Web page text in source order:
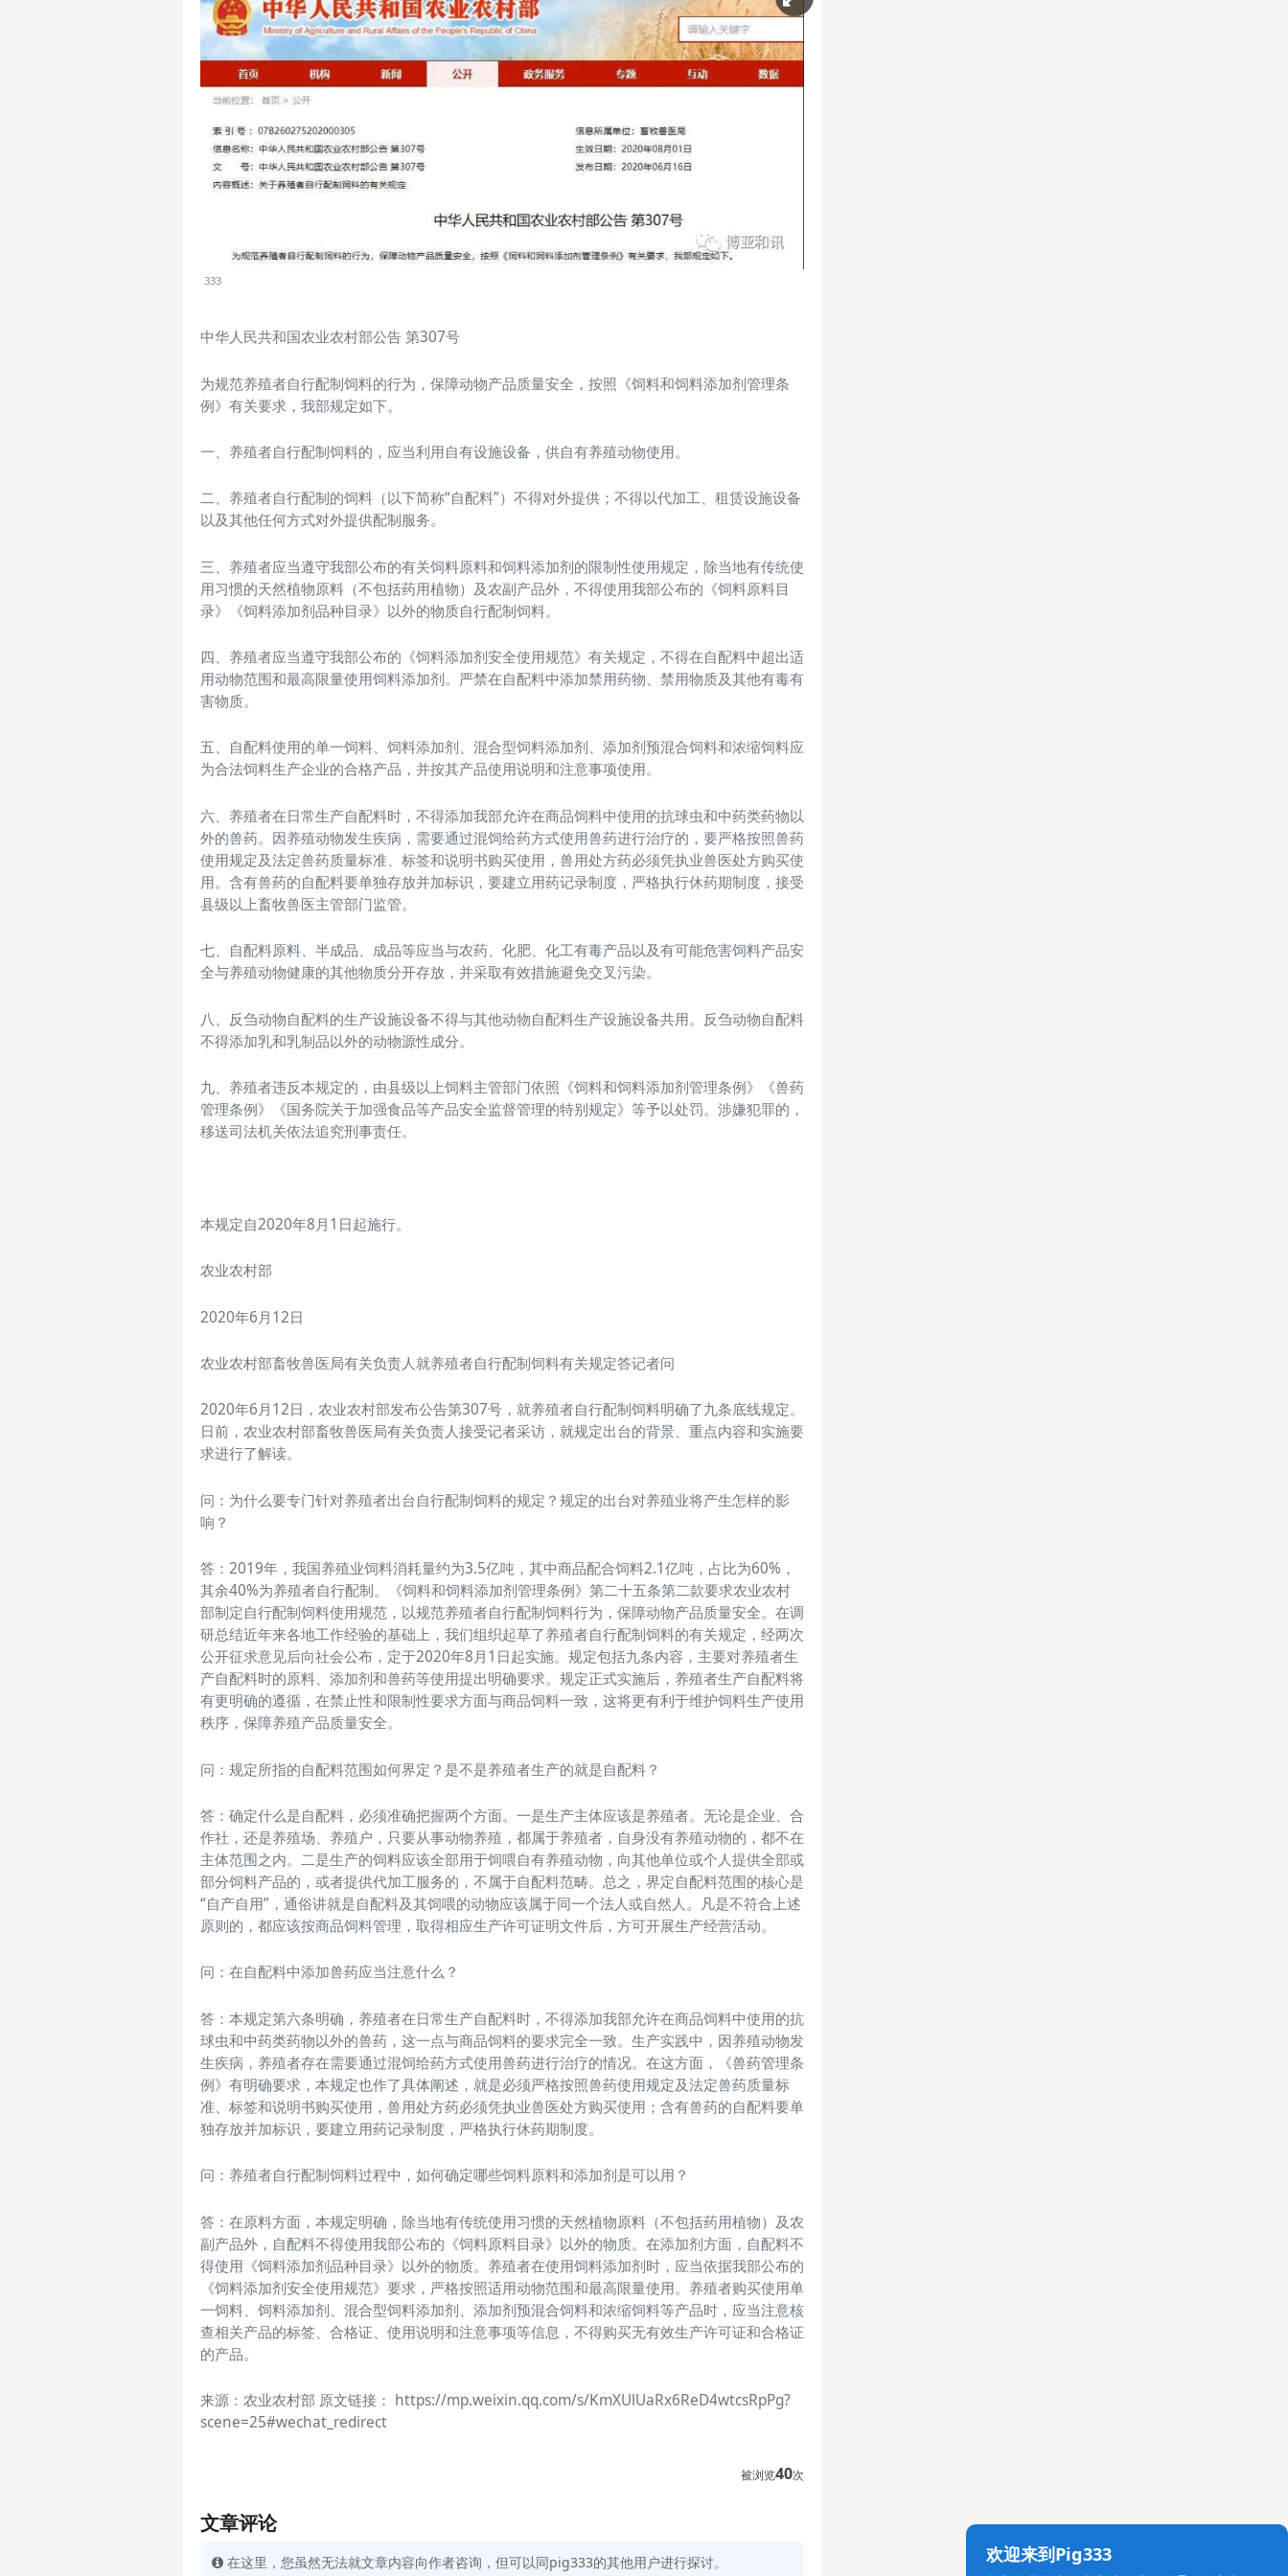
333
中华人民共和国农业农村部公告 第307号
为规范养殖者自行配制饲料的行为，保障动物产品质量安全，按照《饲料和饲料添加剂管理条
例》有关要求，我部规定如下。
一、养殖者自行配制饲料的，应当利用自有设施设备，供自有养殖动物使用。
二、养殖者自行配制的饲料（以下简称“自配料”）不得对外提供；不得以代加工、租赁设施设备
以及其他任何方式对外提供配制服务。
三、养殖者应当遵守我部公布的有关饲料原料和饲料添加剂的限制性使用规定，除当地有传统使
用习惯的天然植物原料（不包括药用植物）及农副产品外，不得使用我部公布的《饲料原料目
录》《饲料添加剂品种目录》以外的物质自行配制饲料。
四、养殖者应当遵守我部公布的《饲料添加剂安全使用规范》有关规定，不得在自配料中超出适
用动物范围和最高限量使用饲料添加剂。严禁在自配料中添加禁用药物、禁用物质及其他有毒有
害物质。
五、自配料使用的单一饲料、饲料添加剂、混合型饲料添加剂、添加剂预混合饲料和浓缩饲料应
为合法饲料生产企业的合格产品，并按其产品使用说明和注意事项使用。
六、养殖者在日常生产自配料时，不得添加我部允许在商品饲料中使用的抗球虫和中药类药物以
外的兽药。因养殖动物发生疾病，需要通过混饲给药方式使用兽药进行治疗的，要严格按照兽药
使用规定及法定兽药质量标准、标签和说明书购买使用，兽用处方药必须凭执业兽医处方购买使
用。含有兽药的自配料要单独存放并加标识，要建立用药记录制度，严格执行休药期制度，接受
县级以上畜牧兽医主管部门监管。
七、自配料原料、半成品、成品等应当与农药、化肥、化工有毒产品以及有可能危害饲料产品安
全与养殖动物健康的其他物质分开存放，并采取有效措施避免交叉污染。
八、反刍动物自配料的生产设施设备不得与其他动物自配料生产设施设备共用。反刍动物自配料
不得添加乳和乳制品以外的动物源性成分。
九、养殖者违反本规定的，由县级以上饲料主管部门依照《饲料和饲料添加剂管理条例》《兽药
管理条例》《国务院关于加强食品等产品安全监督管理的特别规定》等予以处罚。涉嫌犯罪的，
移送司法机关依法追究刑事责任。
本规定自2020年8月1日起施行。
农业农村部
2020年6月12日
农业农村部畜牧兽医局有关负责人就养殖者自行配制饲料有关规定答记者问
2020年6月12日，农业农村部发布公告第307号，就养殖者自行配制饲料明确了九条底线规定。
日前，农业农村部畜牧兽医局有关负责人接受记者采访，就规定出台的背景、重点内容和实施要
求进行了解读。
问：为什么要专门针对养殖者出台自行配制饲料的规定？规定的出台对养殖业将产生怎样的影
响？
答：2019年，我国养殖业饲料消耗量约为3.5亿吨，其中商品配合饲料2.1亿吨，占比为60%，
其余40%为养殖者自行配制。《饲料和饲料添加剂管理条例》第二十五条第二款要求农业农村
部制定自行配制饲料使用规范，以规范养殖者自行配制饲料行为，保障动物产品质量安全。在调
研总结近年来各地工作经验的基础上，我们组织起草了养殖者自行配制饲料的有关规定，经两次
公开征求意见后向社会公布，定于2020年8月1日起实施。规定包括九条内容，主要对养殖者生
产自配料时的原料、添加剂和兽药等使用提出明确要求。规定正式实施后，养殖者生产自配料将
有更明确的遵循，在禁止性和限制性要求方面与商品饲料一致，这将更有利于维护饲料生产使用
秩序，保障养殖产品质量安全。
问：规定所指的自配料范围如何界定？是不是养殖者生产的就是自配料？
答：确定什么是自配料，必须准确把握两个方面。一是生产主体应该是养殖者。无论是企业、合
作社，还是养殖场、养殖户，只要从事动物养殖，都属于养殖者，自身没有养殖动物的，都不在
主体范围之内。二是生产的饲料应该全部用于饲喂自有养殖动物，向其他单位或个人提供全部或
部分饲料产品的，或者提供代加工服务的，不属于自配料范畴。总之，界定自配料范围的核心是
“自产自用”，通俗讲就是自配料及其饲喂的动物应该属于同一个法人或自然人。凡是不符合上述
原则的，都应该按商品饲料管理，取得相应生产许可证明文件后，方可开展生产经营活动。
问：在自配料中添加兽药应当注意什么？
答：本规定第六条明确，养殖者在日常生产自配料时，不得添加我部允许在商品饲料中使用的抗
球虫和中药类药物以外的兽药，这一点与商品饲料的要求完全一致。生产实践中，因养殖动物发
生疾病，养殖者存在需要通过混饲给药方式使用兽药进行治疗的情况。在这方面，《兽药管理条
例》有明确要求，本规定也作了具体阐述，就是必须严格按照兽药使用规定及法定兽药质量标
准、标签和说明书购买使用，兽用处方药必须凭执业兽医处方购买使用；含有兽药的自配料要单
独存放并加标识，要建立用药记录制度，严格执行休药期制度。
问：养殖者自行配制饲料过程中，如何确定哪些饲料原料和添加剂是可以用？
答：在原料方面，本规定明确，除当地有传统使用习惯的天然植物原料（不包括药用植物）及农
副产品外，自配料不得使用我部公布的《饲料原料目录》以外的物质。在添加剂方面，自配料不
得使用《饲料添加剂品种目录》以外的物质。养殖者在使用饲料添加剂时，应当依据我部公布的
《饲料添加剂安全使用规范》要求，严格按照适用动物范围和最高限量使用。养殖者购买使用单
一饲料、饲料添加剂、混合型饲料添加剂、添加剂预混合饲料和浓缩饲料等产品时，应当注意核
查相关产品的标签、合格证、使用说明和注意事项等信息，不得购买无有效生产许可证和合格证
的产品。
来源：农业农村部 原文链接： https://mp.weixin.qq.com/s/KmXUlUaRx6ReD4wtcsRpPg?
scene=25#wechat_redirect
被浏览40次
文章评论
在这里，您虽然无法就文章内容向作者咨询，但可以同pig333的其他用户进行探讨。 欢迎来到Pig333